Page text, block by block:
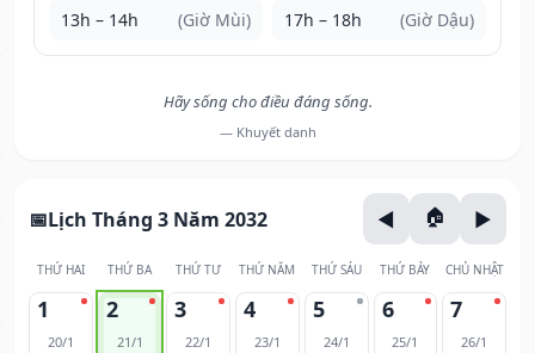
13h – 14h (Giờ Mùi) 17h – 18h (Giờ Dậu)
Hãy sống cho điều đáng sống.
— Khuyết danh
Lịch Tháng 3 Năm 2032
THỨ HAI THỨ BA THỨ TƯ THỨ NĂM THỨ SÁU THỨ BẢY CHỦ NHẬT
1
20/1
2
21/1
3
22/1
4
23/1
5
24/1
6
25/1
7
26/1